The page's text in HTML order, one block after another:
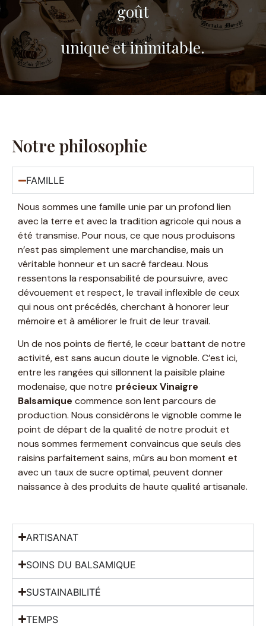
goût
unique et inimitable.
Notre philosophie
FAMILLE
Nous sommes une famille unie par un profond lien
avec la terre et avec la tradition agricole qui nous a
été transmise. Pour nous, ce que nous produisons
n’est pas simplement une marchandise, mais un
véritable honneur et un sacré fardeau. Nous
ressentons la responsabilité de poursuivre, avec
dévouement et respect, le travail inflexible de ceux
qui nous ont précédés, cherchant à honorer leur
mémoire et à améliorer le fruit de leur travail.
Un de nos points de fierté, le cœur battant de notre
activité, est sans aucun doute le vignoble. C’est ici,
entre les rangées qui sillonnent la paisible plaine
modenaise, que notre précieux Vinaigre
Balsamique commence son lent parcours de
production. Nous considérons le vignoble comme le
point de départ de la qualité de notre produit et
nous sommes fermement convaincus que seuls des
raisins parfaitement sains, mûrs au bon moment et
avec un taux de sucre optimal, peuvent donner
naissance à des produits de haute qualité artisanale.
ARTISANAT
SOINS DU BALSAMIQUE
SUSTAINABILITÉ
TEMPS